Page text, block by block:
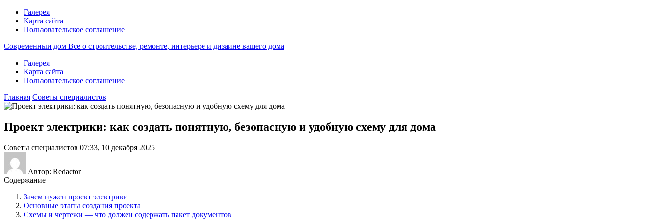
Галерея
Карта сайта
Пользовательское соглашение
Современный дом Все о строительстве, ремонте, интерьере и дизайне вашего дома
Галерея
Карта сайта
Пользовательское соглашение
Главная Советы специалистов
Проект электрики: как создать понятную, безопасную и удобную схему для дома
Советы специалистов 07:33, 10 декабря 2025
Автор: Redactor
Содержание
Зачем нужен проект электрики
Основные этапы создания проекта
Схемы и чертежи — что должен содержать пакет документов